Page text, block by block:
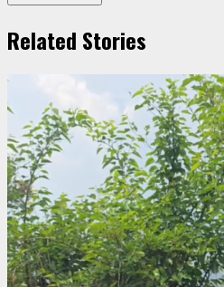
Related Stories